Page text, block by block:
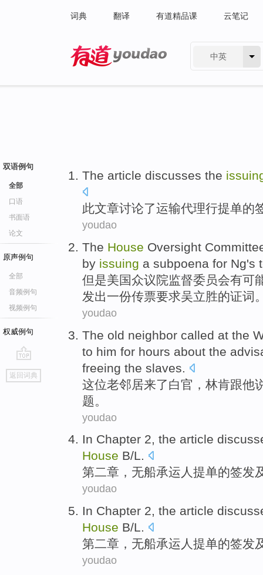
词典 翻译 有道精品课 云笔记
中英
双语例句
全部
口语
书面语
论文
原声例句
全部
音频例句
视频例句
权威例句
go
top
返回词典
The article discusses the
此文章讨论了运输代理行提单的
youdao
The House Oversight
by issuing a subpoena for Ng's
但是美国众议院监督委员会有可
发出一份传票要求吴立胜的证词
youdao
The old neighbor called at the
to him for hours about the
freeing the slaves
这位老邻居来了白官， 林肯跟他
题。
youdao
In Chapter 2, the article
House B/L.
第二章，无船承运人提单的签发
youdao
In Chapter 2, the article
House B/L.
第二章，无船承运人提单的签发
youdao